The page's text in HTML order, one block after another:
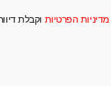
מדיניות הפרטיות וקבלת